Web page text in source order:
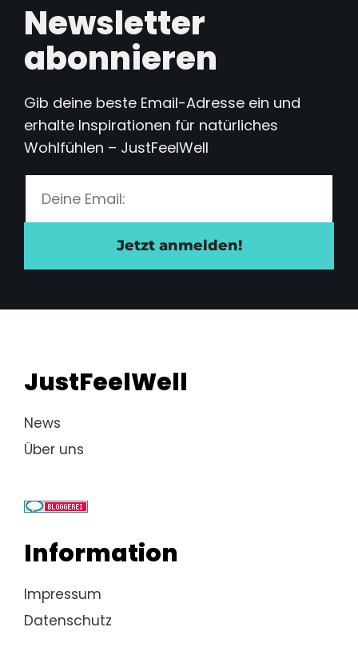
Newsletter
abonnieren
Gib deine beste Email-Adresse ein und
erhalte Inspirationen für natürliches
Wohlfühlen – JustFeelWell
Jetzt anmelden!
JustFeelWell
News
Über uns
Information
Impressum
Datenschutz